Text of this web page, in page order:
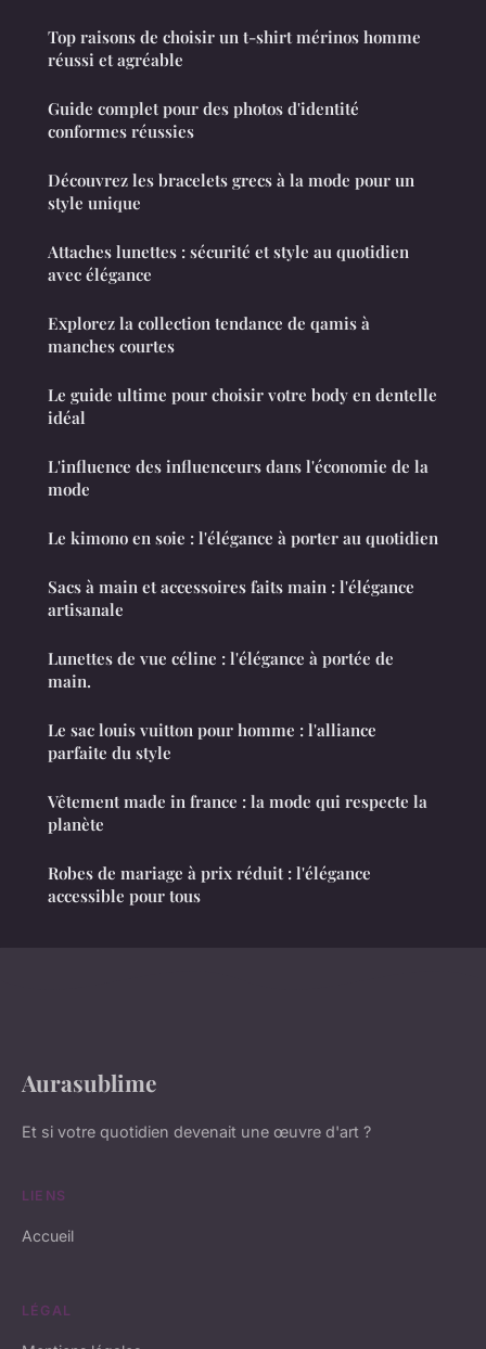
Top raisons de choisir un t-shirt mérinos homme
réussi et agréable
Guide complet pour des photos d'identité
conformes réussies
Découvrez les bracelets grecs à la mode pour un
style unique
Attaches lunettes : sécurité et style au quotidien
avec élégance
Explorez la collection tendance de qamis à
manches courtes
Le guide ultime pour choisir votre body en dentelle
idéal
L'influence des influenceurs dans l'économie de la
mode
Le kimono en soie : l'élégance à porter au quotidien
Sacs à main et accessoires faits main : l'élégance
artisanale
Lunettes de vue céline : l'élégance à portée de
main.
Le sac louis vuitton pour homme : l'alliance
parfaite du style
Vêtement made in france : la mode qui respecte la
planète
Robes de mariage à prix réduit : l'élégance
accessible pour tous
Aurasublime
Et si votre quotidien devenait une œuvre d'art ?
LIENS
Accueil
LÉGAL